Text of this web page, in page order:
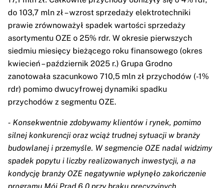
do 103,7 mln zł – wzrost sprzedaży elektrotechniki
prawie zrównoważył spadek wartości sprzedaży
asortymentu OZE o 25% rdr. W okresie pierwszych
siedmiu miesięcy bieżącego roku finansowego (okres
kwiecień – październik 2025 r.) Grupa Grodno
zanotowała szacunkowo 710,5 mln zł przychodów (-1%
rdr) pomimo dwucyfrowej dynamiki spadku
przychodów z segmentu OZE.
- Konsekwentnie zdobywamy klientów i rynek, pomimo
silnej konkurencji oraz wciąż trudnej sytuacji w branży
budowlanej i przemyśle. W segmencie OZE nadal widzimy
spadek popytu i liczby realizowanych inwestycji, a na
kondycję branży OZE negatywnie wpłynęło zakończenie